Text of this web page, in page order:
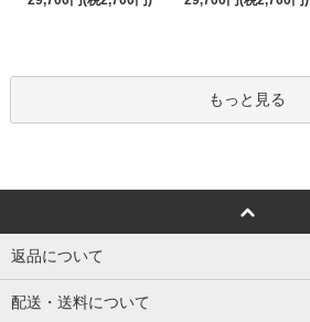
もっと見る
返品について
配送・送料について